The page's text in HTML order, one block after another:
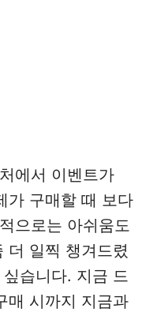
에서 이벤트가
가 구매할 때 보다
으로는 아쉬움도
더 일찍 챙겨드렸
습니다. 지금 드
매 시까지 지금과